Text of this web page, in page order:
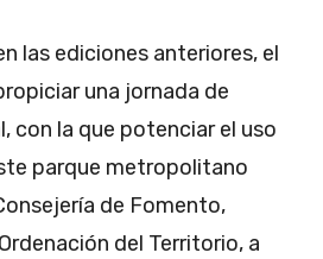
las ediciones anteriores, el
una jornada de
con la que potenciar el uso
parque metropolitano
de Fomento,
del Territorio, a